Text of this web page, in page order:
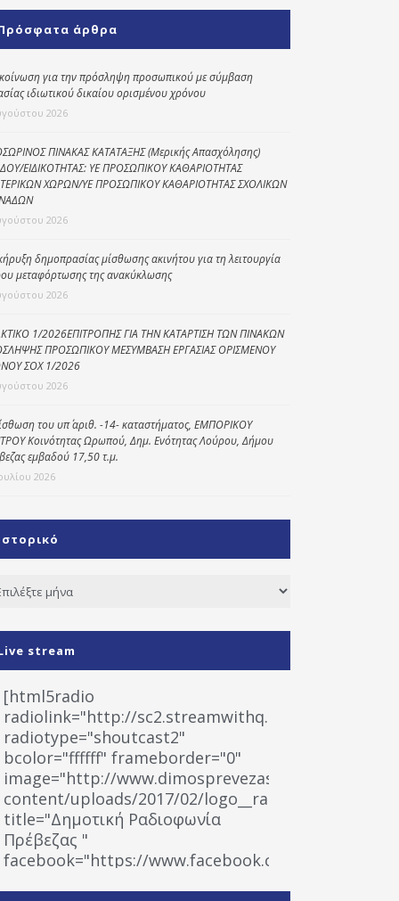
Κοινωνικό
παντοπωλείο
Kοινωνικό
φαρμακείο
Κέντρο Ημερήσιας
Φροντίδας
Ηλικιωμένων
(Κ.Η.Φ.Η.) Πρέβεζας
άρθρα
για την πρόσληψη προσωπικού με σύμβαση
ιδιωτικού δικαίου ορισμένου χρόνου
2026
ΠΙΝΑΚΑΣ ΚΑΤΑΤΑΞΗΣ (Μερικής Απασχόλησης)
ΕΙΔΙΚΟΤΗΤΑΣ: ΥΕ ΠΡΟΣΩΠΙΚΟΥ ΚΑΘΑΡΙΟΤΗΤΑΣ
ΧΩΡΩΝ/ΥΕ ΠΡΟΣΩΠΙΚΟΥ ΚΑΘΑΡΙΟΤΗΤΑΣ ΣΧΟΛΙΚΩΝ
2026
δημοπρασίας μίσθωσης ακινήτου για τη λειτουργία
μεταφόρτωσης της ανακύκλωσης
2026
1/2026ΕΠΙΤΡΟΠΗΣ ΓΙΑ ΤΗΝ ΚΑΤΑΡΤΙΣΗ ΤΩΝ ΠΙΝΑΚΩΝ
ΠΡΟΣΩΠΙΚΟΥ ΜΕΣΥΜΒΑΣΗ ΕΡΓΑΣΙΑΣ ΟΡΙΣΜΕΝΟΥ
ΣΟΧ 1/2026
2026
του υπ΄ αριθ. -14- καταστήματος, ΕΜΠΟΡΙΚΟΥ
Κοινότητας Ωρωπού, Δημ. Ενότητας Λούρου, Δήμου
εμβαδού 17,50 τ.μ.
2026
stream
[html5radio
radiolink="http://sc2.streamwithq.com:8028/
radiotype="shoutcast2"
bcolor="ffffff" frameborder="0"
image="http://www.dimosprevezas.gr/wp-
content/uploads/2017/02/logo__radiofonias.jpg"
title="Δημοτική Ραδιοφωνία
Πρέβεζας "
facebook="https://www.facebook.com/